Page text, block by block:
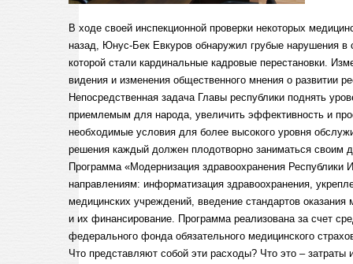
В ходе своей инспекционной проверки некоторых
назад, Юнус-Бек Евкуров обнаружил грубые нарушения в
которой стали кардинальные кадровые перестановки.
видения и изменения общественного мнения о развитии
Непосредственная задача Главы республики поднять
приемлемым для народа, увеличить эффективность и
необходимые условия для более высокого уровня
решения каждый должен плодотворно заниматься своим
Программа «Модернизация здравоохранения Республики
направлениям: информатизация здравоохранения,
медицинских учреждений, введение стандартов
и их финансирование. Программа реализована за счет
федерального фонда обязательного медицинского
Что представляют собой эти расходы? Что это –